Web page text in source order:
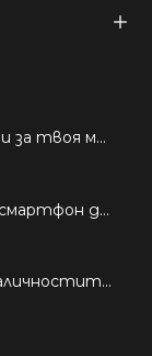
Търсиш качествени аксесоари за твоя модел? Как правилно да защитим новия си смартфон: Ръководство за аксесоари през 2026 г.
Подробно ръководство: Кой смартфон да купиш през 2026 г.?
OnePlus официално изчерпа наличностите си от телефони на основни пазари